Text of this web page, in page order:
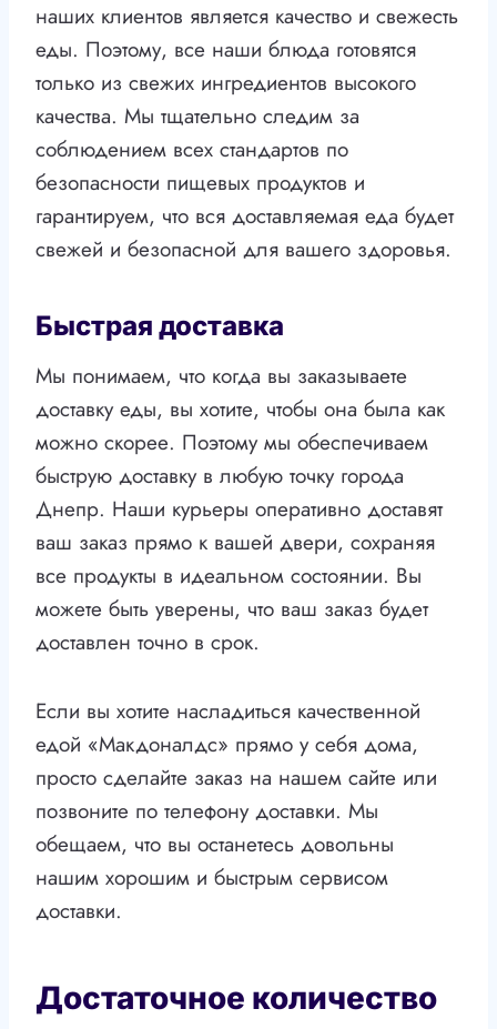
наших клиентов является качество и свежесть
еды. Поэтому, все наши блюда готовятся
только из свежих ингредиентов высокого
качества. Мы тщательно следим за
соблюдением всех стандартов по
безопасности пищевых продуктов и
гарантируем, что вся доставляемая еда будет
свежей и безопасной для вашего здоровья.
Быстрая доставка
Мы понимаем, что когда вы заказываете
доставку еды, вы хотите, чтобы она была как
можно скорее. Поэтому мы обеспечиваем
быструю доставку в любую точку города
Днепр. Наши курьеры оперативно доставят
ваш заказ прямо к вашей двери, сохраняя
все продукты в идеальном состоянии. Вы
можете быть уверены, что ваш заказ будет
доставлен точно в срок.
Если вы хотите насладиться качественной
едой «Макдоналдс» прямо у себя дома,
просто сделайте заказ на нашем сайте или
позвоните по телефону доставки. Мы
обещаем, что вы останетесь довольны
нашим хорошим и быстрым сервисом
доставки.
Достаточное количество